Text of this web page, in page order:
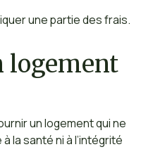
une partie des frais.
logement
un logement qui ne
la santé ni à l’intégrité